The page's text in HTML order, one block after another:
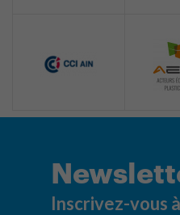
Inscrivez-vous